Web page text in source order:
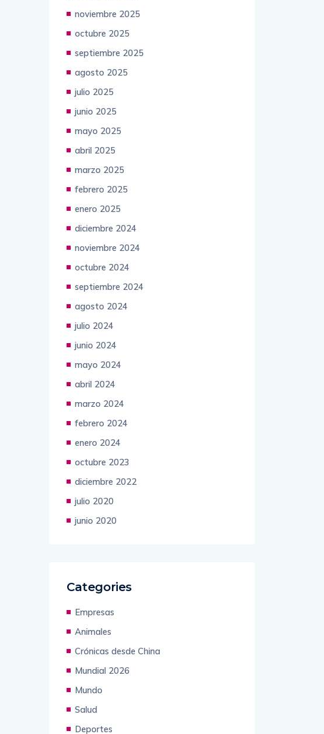
diciembre 2025
noviembre 2025
octubre 2025
septiembre 2025
agosto 2025
julio 2025
junio 2025
mayo 2025
abril 2025
marzo 2025
febrero 2025
enero 2025
diciembre 2024
noviembre 2024
octubre 2024
septiembre 2024
agosto 2024
julio 2024
junio 2024
mayo 2024
abril 2024
marzo 2024
febrero 2024
enero 2024
octubre 2023
diciembre 2022
julio 2020
Categories
Empresas
Animales
Crónicas desde China
Mundial 2026
Mundo
Salud